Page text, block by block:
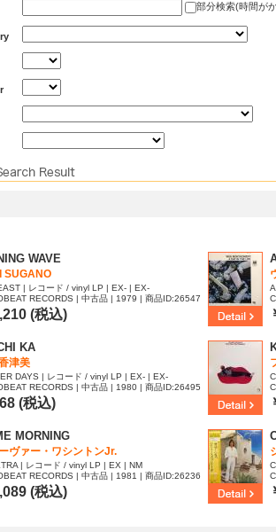
部分検索(時間が
WAVE
SUGANO
| レコード / vinyl LP | EX- | EX-
RECORDS | 中古品 | 1979 | 商品ID:26547
(税込)
KA
津美
DAYS | レコード / vinyl LP | EX- | EX-
RECORDS | 中古品 | 1980 | 商品ID:26495
(税込)
MORNING
ヴァー・ワシントンJr.
| レコード / vinyl LP | EX | NM
RECORDS | 中古品 | 1981 | 商品ID:26236
(税込)